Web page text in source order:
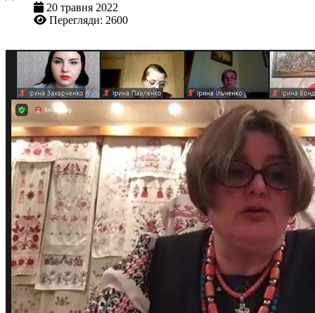
20 травня 2022
Перегляди: 2600